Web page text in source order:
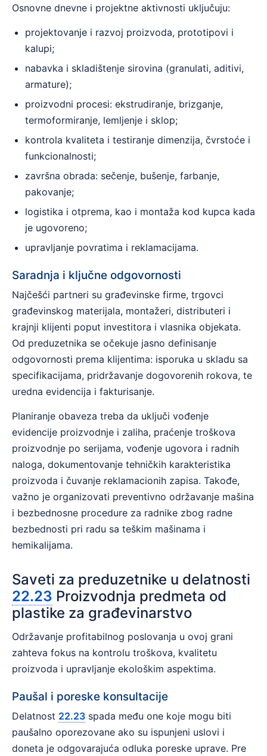
Osnovne dnevne i projektne aktivnosti uključuju:
projektovanje i razvoj proizvoda, prototipovi i
kalupi;
nabavka i skladištenje sirovina (granulati, aditivi,
armature);
proizvodni procesi: ekstrudiranje, brizganje,
termoformiranje, lemljenje i sklop;
kontrola kvaliteta i testiranje dimenzija, čvrstoće i
funkcionalnosti;
završna obrada: sečenje, bušenje, farbanje,
pakovanje;
logistika i otprema, kao i montaža kod kupca kada
je ugovoreno;
upravljanje povratima i reklamacijama.
Saradnja i ključne odgovornosti
Najčešći partneri su građevinske firme, trgovci
građevinskog materijala, montažeri, distributeri i
krajnji klijenti poput investitora i vlasnika objekata.
Od preduzetnika se očekuje jasno definisanje
odgovornosti prema klijentima: isporuka u skladu sa
specifikacijama, pridržavanje dogovorenih rokova, te
uredna evidencija i fakturisanje.
Planiranje obaveza treba da uključi vođenje
evidencije proizvodnje i zaliha, praćenje troškova
proizvodnje po serijama, vođenje ugovora i radnih
naloga, dokumentovanje tehničkih karakteristika
proizvoda i čuvanje reklamacionih zapisa. Takođe,
važno je organizovati preventivno održavanje mašina
i bezbednosne procedure za radnike zbog radne
bezbednosti pri radu sa teškim mašinama i
hemikalijama.
Saveti za preduzetnike u delatnosti
22.23 Proizvodnja predmeta od
plastike za građevinarstvo
Održavanje profitabilnog poslovanja u ovoj grani
zahteva fokus na kontrolu troškova, kvalitetu
proizvoda i upravljanje ekološkim aspektima.
Paušal i poreske konsultacije
Delatnost 22.23 spada među one koje mogu biti
paušalno oporezovane ako su ispunjeni uslovi i
doneta je odgovarajuća odluka poreske uprave. Pre